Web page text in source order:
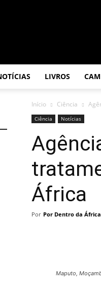
LIVROS
Início Ciência
Ciência Notícias
África
Por Por Dentro da África
Maputo,